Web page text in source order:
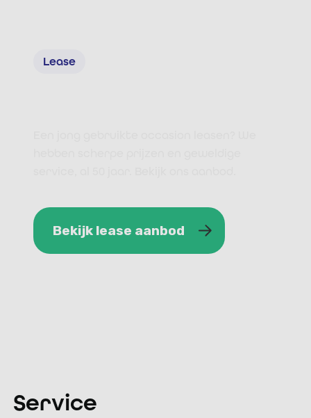
Lease
Bekijk lease aanbod
Service